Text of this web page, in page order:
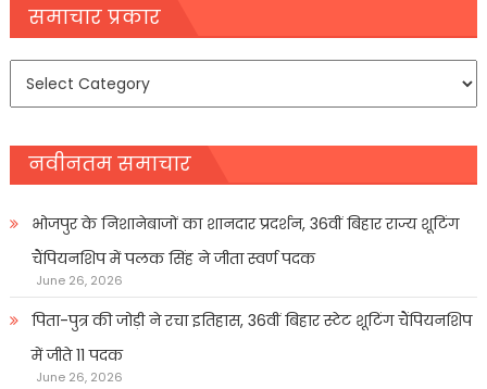
navigation
समाचार प्रकार
नवीनतम समाचार
भोजपुर के निशानेबाजों का शानदार प्रदर्शन, 36वीं बिहार राज्य शूटिंग
चैंपियनशिप में पलक सिंह ने जीता स्वर्ण पदक
June 26, 2026
पिता-पुत्र की जोड़ी ने रचा इतिहास, 36वीं बिहार स्टेट शूटिंग चैंपियनशिप
में जीते 11 पदक
June 26, 2026